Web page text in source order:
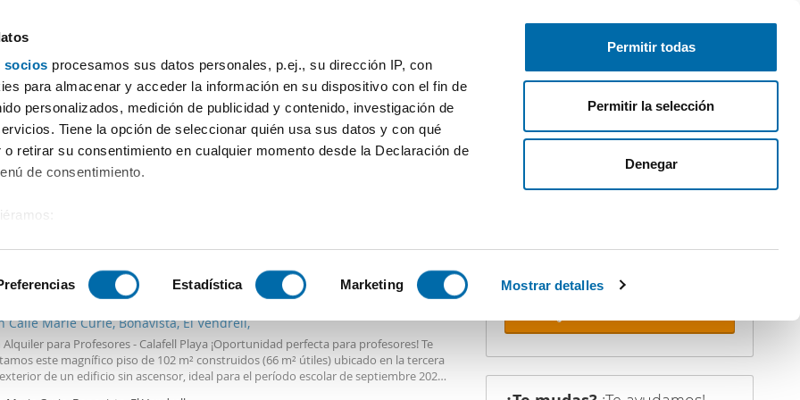
socios procesamos sus datos personales, p.ej., su dirección IP, con
para almacenar y acceder la información en su dispositivo con el fin de
personalizados, medición de publicidad y contenido, investigación de
Tiene la opción de seleccionar quién usa sus datos y con qué
retirar su consentimiento en cualquier momento desde la Declaración de
de consentimiento.
analizándolo activamente para buscar características específicas (huellas
cómo se procesan sus datos personales y establezca sus
de datos. Puede cambiar o retirar su consentimiento en cualquier momento
Estadística Marketing Mostrar detalles
Permitir todas
Permitir la selección
Denegar
Publica gratis Inicia sesión
Habitaciones Más filtros - 1
2 3 Hab 2 Baños
Calle Marie Curie, Bonavista, El Vendrell,
Alquiler para Profesores - Calafell Playa ¡Oportunidad perfecta para profesores! Te
este magnífico piso de 102 m² construidos (66 m² útiles) ubicado en la tercera
de un edificio sin ascensor, ideal para el período escolar de septiembre 2026
No dejes que te adelanten. Recibe en